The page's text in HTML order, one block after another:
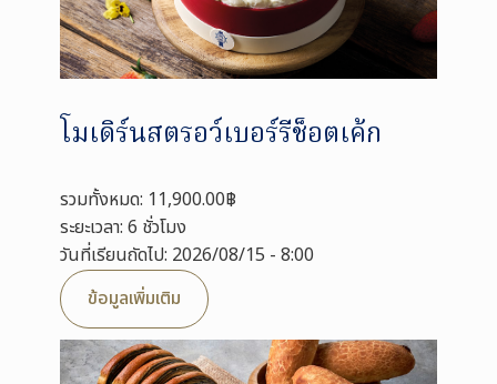
โมเดิร์นสตรอว์เบอร์รีช็อตเค้ก
รวมทั้งหมด: 11,900.00฿
ระยะเวลา: 6 ชั่วโมง
วันที่เรียนถัดไป: 2026/08/15 - 8:00
ข้อมูลเพิ่มเติม